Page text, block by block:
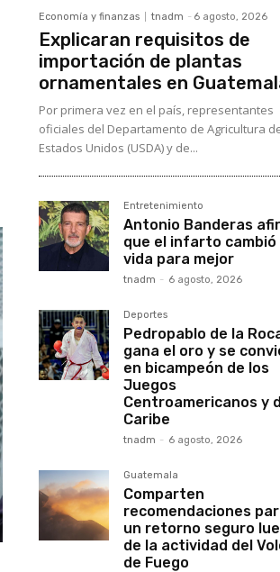
Economía y finanzas tnadm - 6 agosto, 2026
Explicaran requisitos de
importación de plantas
ornamentales en
Por primera vez en el país, representantes
oficiales del Departamento de Agricultura
Estados Unidos (USDA) y de...
Entretenimiento
Antonio Banderas
que el infarto cambió
vida para mejor
tnadm - 6 agosto, 2026
Deportes
Pedropablo de la
gana el oro y se
en bicampeón de los
Juegos
Centroamericanos y
Caribe
tnadm - 6 agosto, 2026
Guatemala
Comparten
recomendaciones
un retorno seguro
de la actividad del
de Fuego